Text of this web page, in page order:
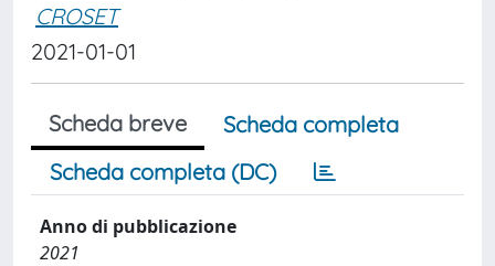
CROSET
2021-01-01
Scheda breve
Scheda completa
Scheda completa (DC)
Anno di pubblicazione
2021